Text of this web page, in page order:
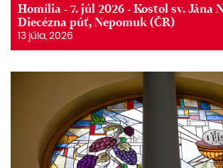
Homília - 7. júl 2026 - Kostol sv. Jána
Diecézna púť, Nepomuk (ČR)
13 júla, 2026